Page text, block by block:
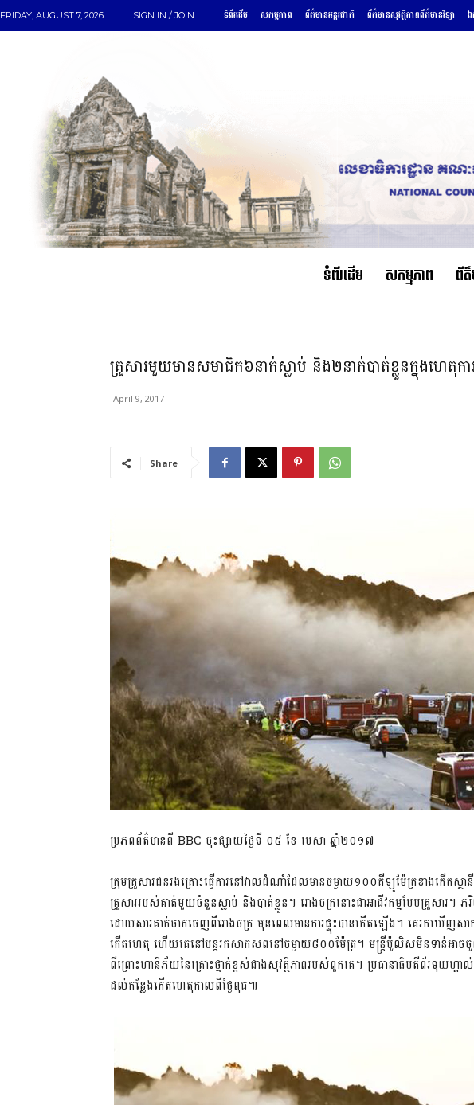
FRIDAY, AUGUST 7, 2026 SIGN IN / JOIN ទំព័រដើម សកម្មភាព ព័ត៌មានអន្តរជាតិ ព័ត៌មានសុវត្ថិភាពព័ត៌មានវិទ្យា
ទំព័រដើម សកម្មភាព ព័ត៌
គ្រួសារមួយមានសមាជិក៦នាក់ស្លាប់ និង២នាក់បាត់ខ្លួនក្នុងហេតុក
April 9, 2017
Share
ប្រភពព័ត៌មានពី BBC ចុះផ្សាយថ្ងៃទី ០៥ ខែ មេសា ឆ្នាំ២០១៧
ក្រុមគ្រួសារជនរងគ្រោះធ្វើការនៅវាលដំណាំដែលមានចម្ងាយ១០០គីឡូម៉ែត្រខាងកើតស្
គ្រួសាររបស់គាត់មួយចំនួនស្លាប់ និងបាត់ខ្លួន។ រោងចក្រនោះជាអាជីវកម្មបែបគ្រួសារ។
ដោយសារគាត់ចាកចេញពីរោងចក្រ មុនពេលមានការផ្ទុះបានកើតឡើង។ គេរកឃើញស
កើតហេតុ ហើយគេនៅបន្តរកសាកសពនៅចម្ងាយ៨០០ម៉ែត្រ។ មន្រ្តីប៉ូលិសមិនទាន់អា
ពីព្រោះហានិភ័យនៃគ្រោះថ្នាក់ខ្ពស់ជាងសុវត្ថិភាពរបស់ពួកគេ។ ប្រធានាធិបតីព័រទុ
ដល់កន្លែងកើតហេតុកាលពីថ្ងៃពុធ៕